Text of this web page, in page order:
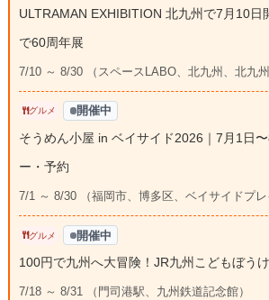
ULTRAMAN EXHIBITION 北九州で7月10日
で60周年展
7/10 ～ 8/30 （スペースLABO、北九州、北九州
グルメ 開催中
そうめん小屋 in ベイサイド2026｜7月1日
ー・予約
7/1 ～ 8/30 （福岡市、博多区、ベイサイドプレ
グルメ 開催中
100円で九州へ大冒険！JR九州こどもぼう
7/18 ～ 8/31 （門司港駅、九州鉄道記念館）